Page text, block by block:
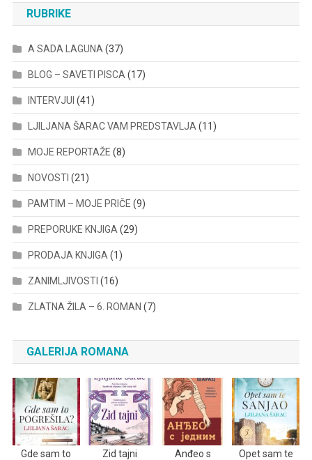
RUBRIKE
A SADA LAGUNA (37)
BLOG – SAVETI PISCA (17)
INTERVJUI (41)
LJILJANA ŠARAC VAM PREDSTAVLJA (11)
MOJE REPORTAŽE (8)
NOVOSTI (21)
PAMTIM – MOJE PRIČE (9)
PREPORUKE KNJIGA (29)
PRODAJA KNJIGA (1)
ZANIMLJIVOSTI (16)
ZLATNA ŽILA – 6. ROMAN (7)
GALERIJA ROMANA
Gde sam to
Zid tajni
Anđeo s
Opet sam te